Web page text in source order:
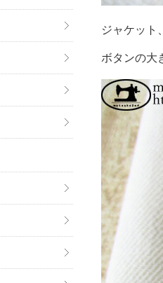
ジャケット
ボタンの大